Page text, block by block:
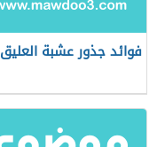
فوائد جذور عشبة العليق